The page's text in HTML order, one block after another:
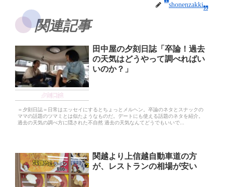
shonenzakki
関連記事
夕刻日誌
田中屋の夕刻日誌「卒論！過去
の天気はどうやって調べればい
いのか？」
＝夕刻日誌＝日常はエッセイにするとちょっとメルヘン。卒論のネタとスナックの
ママの話題のツマミとは似たようなものだ。デートにも使える話題のネタを紹介。
過去の天気の調べ方に隠された不自然 過去の天気なんてどうでもいいで...
関越より上信越自動車道の方
が、レストランの相場が安い